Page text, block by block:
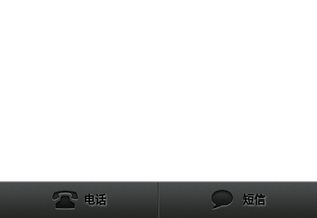
电话 短信